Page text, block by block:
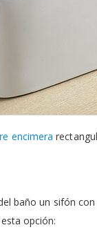
encimera
baño un sifón
opción: